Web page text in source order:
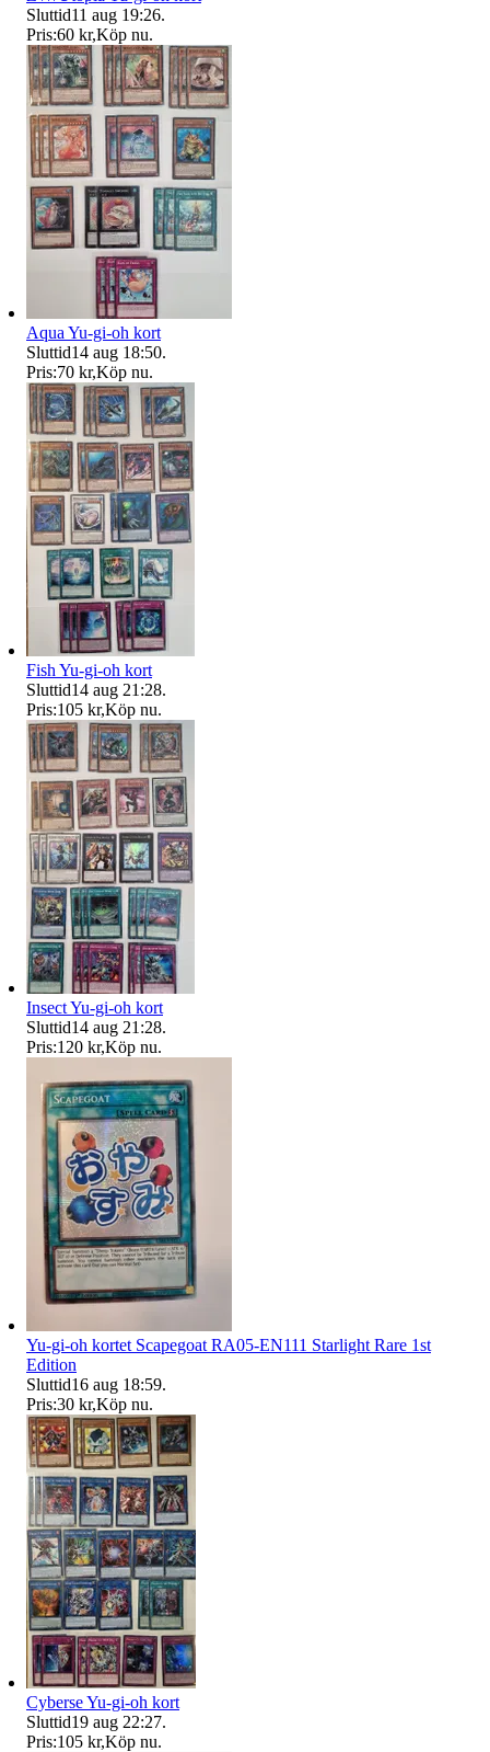
Sluttid11 aug 19:26.
Pris:60 kr,Köp nu.
Aqua Yu-gi-oh kort
Sluttid14 aug 18:50.
Pris:70 kr,Köp nu.
Fish Yu-gi-oh kort
Sluttid14 aug 21:28.
Pris:105 kr,Köp nu.
Insect Yu-gi-oh kort
Sluttid14 aug 21:28.
Pris:120 kr,Köp nu.
Yu-gi-oh kortet Scapegoat RA05-EN111 Starlight Rare 1st
Edition
Sluttid16 aug 18:59.
Pris:30 kr,Köp nu.
Cyberse Yu-gi-oh kort
Sluttid19 aug 22:27.
Pris:105 kr,Köp nu.